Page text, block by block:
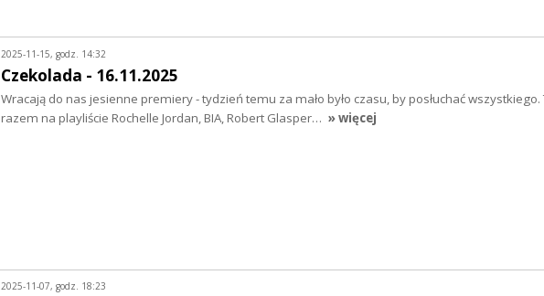
2025-11-15, godz. 14:32
Czekolada - 16.11.2025
Wracają do nas jesienne premiery - tydzień temu za mało było czasu, by posłuchać wszystkiego.
razem na playliście Rochelle Jordan, BIA, Robert Glasper… » więcej
2025-11-07, godz. 18:23